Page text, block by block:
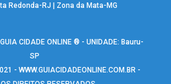
Redonda-RJ | Zona da Mata-MG
CIDADE ONLINE ® - UNIDADE: Bauru-
SP
-WWW.GUIACIDADEONLINE.COM.BR -